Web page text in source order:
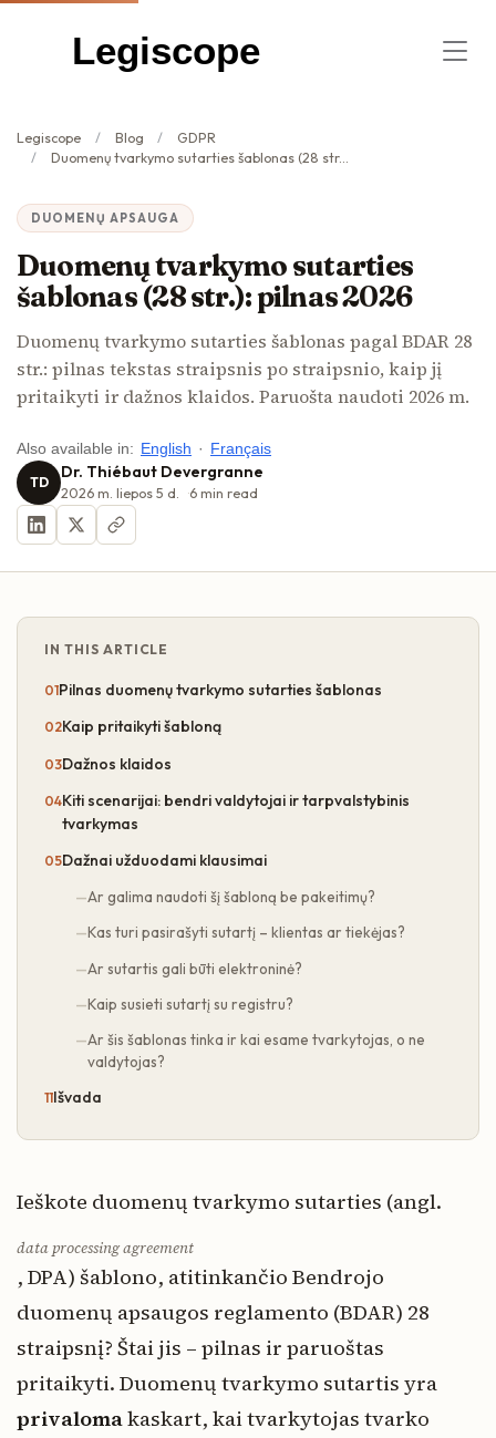
Legiscope
Legiscope Blog
GDPR
Duomenų tvarkymo sutarties šablonas (28 str.): pilnas 2026
DUOMENŲ APSAUGA
Duomenų tvarkymo sutarties
šablonas (28 str.): pilnas 2026
Duomenų tvarkymo sutarties šablonas pagal BDAR 28
str.: pilnas tekstas straipsnis po straipsnio, kaip jį
pritaikyti ir dažnos klaidos. Paruošta naudoti 2026 m.
Also available in: English · Français
TD Dr. Thiébaut Devergranne
2026 m. liepos 5 d. 6 min read
IN THIS ARTICLE
Pilnas duomenų tvarkymo sutarties šablonas
Kaip pritaikyti šabloną
Dažnos klaidos
Kiti scenarijai: bendri valdytojai ir tarpvalstybinis
tvarkymas
Dažnai užduodami klausimai
Ar galima naudoti šį šabloną be pakeitimų?
Kas turi pasirašyti sutartį – klientas ar tiekėjas?
Ar sutartis gali būti elektroninė?
Kaip susieti sutartį su registru?
Ar šis šablonas tinka ir kai esame tvarkytojas, o ne
valdytojas?
Išvada
Ieškote duomenų tvarkymo sutarties (angl.
data processing agreement
, DPA) šablono, atitinkančio Bendrojo
duomenų apsaugos reglamento (BDAR) 28
straipsnį? Štai jis – pilnas ir paruoštas
pritaikyti. Duomenų tvarkymo sutartis yra
privalomakaskart, kai tvarkytojas tvarko